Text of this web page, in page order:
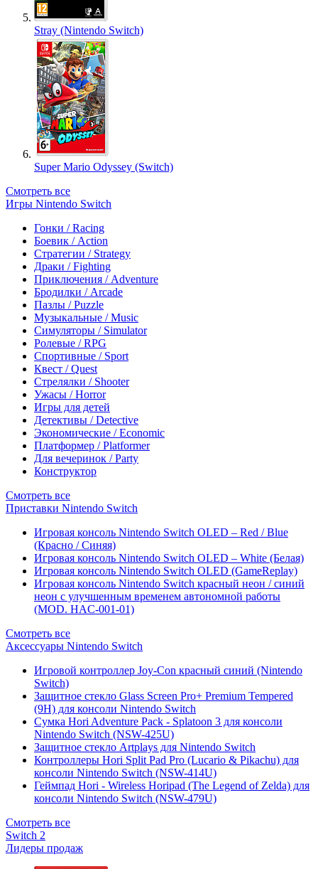
Stray (Nintendo Switch)
Super Mario Odyssey (Switch)
Смотреть все
Игры Nintendo Switch
Гонки / Racing
Боевик / Action
Стратегии / Strategy
Драки / Fighting
Приключения / Adventure
Бродилки / Arcade
Пазлы / Puzzle
Музыкальные / Music
Симуляторы / Simulator
Ролевые / RPG
Спортивные / Sport
Квест / Quest
Стрелялки / Shooter
Ужасы / Horror
Игры для детей
Детективы / Detective
Экономические / Economic
Платформер / Platformer
Для вечеринок / Party
Конструктор
Смотреть все
Приставки Nintendo Switch
Игровая консоль Nintendo Switch OLED – Red / Blue
(Красно / Синяя)
Игровая консоль Nintendo Switch OLED – White (Белая)
Игровая консоль Nintendo Switch OLED (GameReplay)
Игровая консоль Nintendo Switch красный неон / синий
неон с улучшенным временем автономной работы
(MOD. HAC-001-01)
Смотреть все
Аксессуары Nintendo Switch
Игровой контроллер Joy-Con красный синий (Nintendo
Switch)
Защитное стекло Glass Screen Pro+ Premium Tempered
(9H) для консоли Nintendo Switch
Сумка Hori Adventure Pack - Splatoon 3 для консоли
Nintendo Switch (NSW-425U)
Защитное стекло Artplays для Nintendo Switch
Контроллеры Hori Split Pad Pro (Lucario & Pikachu) для
консоли Nintendo Switch (NSW-414U)
Геймпад Hori - Wireless Horipad (The Legend of Zelda) для
консоли Nintendo Switch (NSW-479U)
Смотреть все
Switch 2
Лидеры продаж